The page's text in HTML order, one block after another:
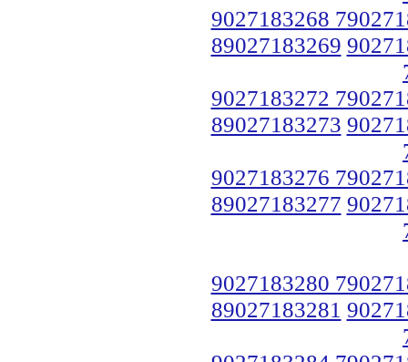
9027183268
89027183269
9027183272
89027183273
9027183276
89027183277
9027183280
89027183281